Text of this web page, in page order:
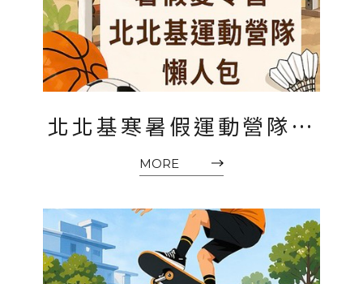
北北基寒暑假運動營隊懶
人包2026｜臺北、新北、
MORE